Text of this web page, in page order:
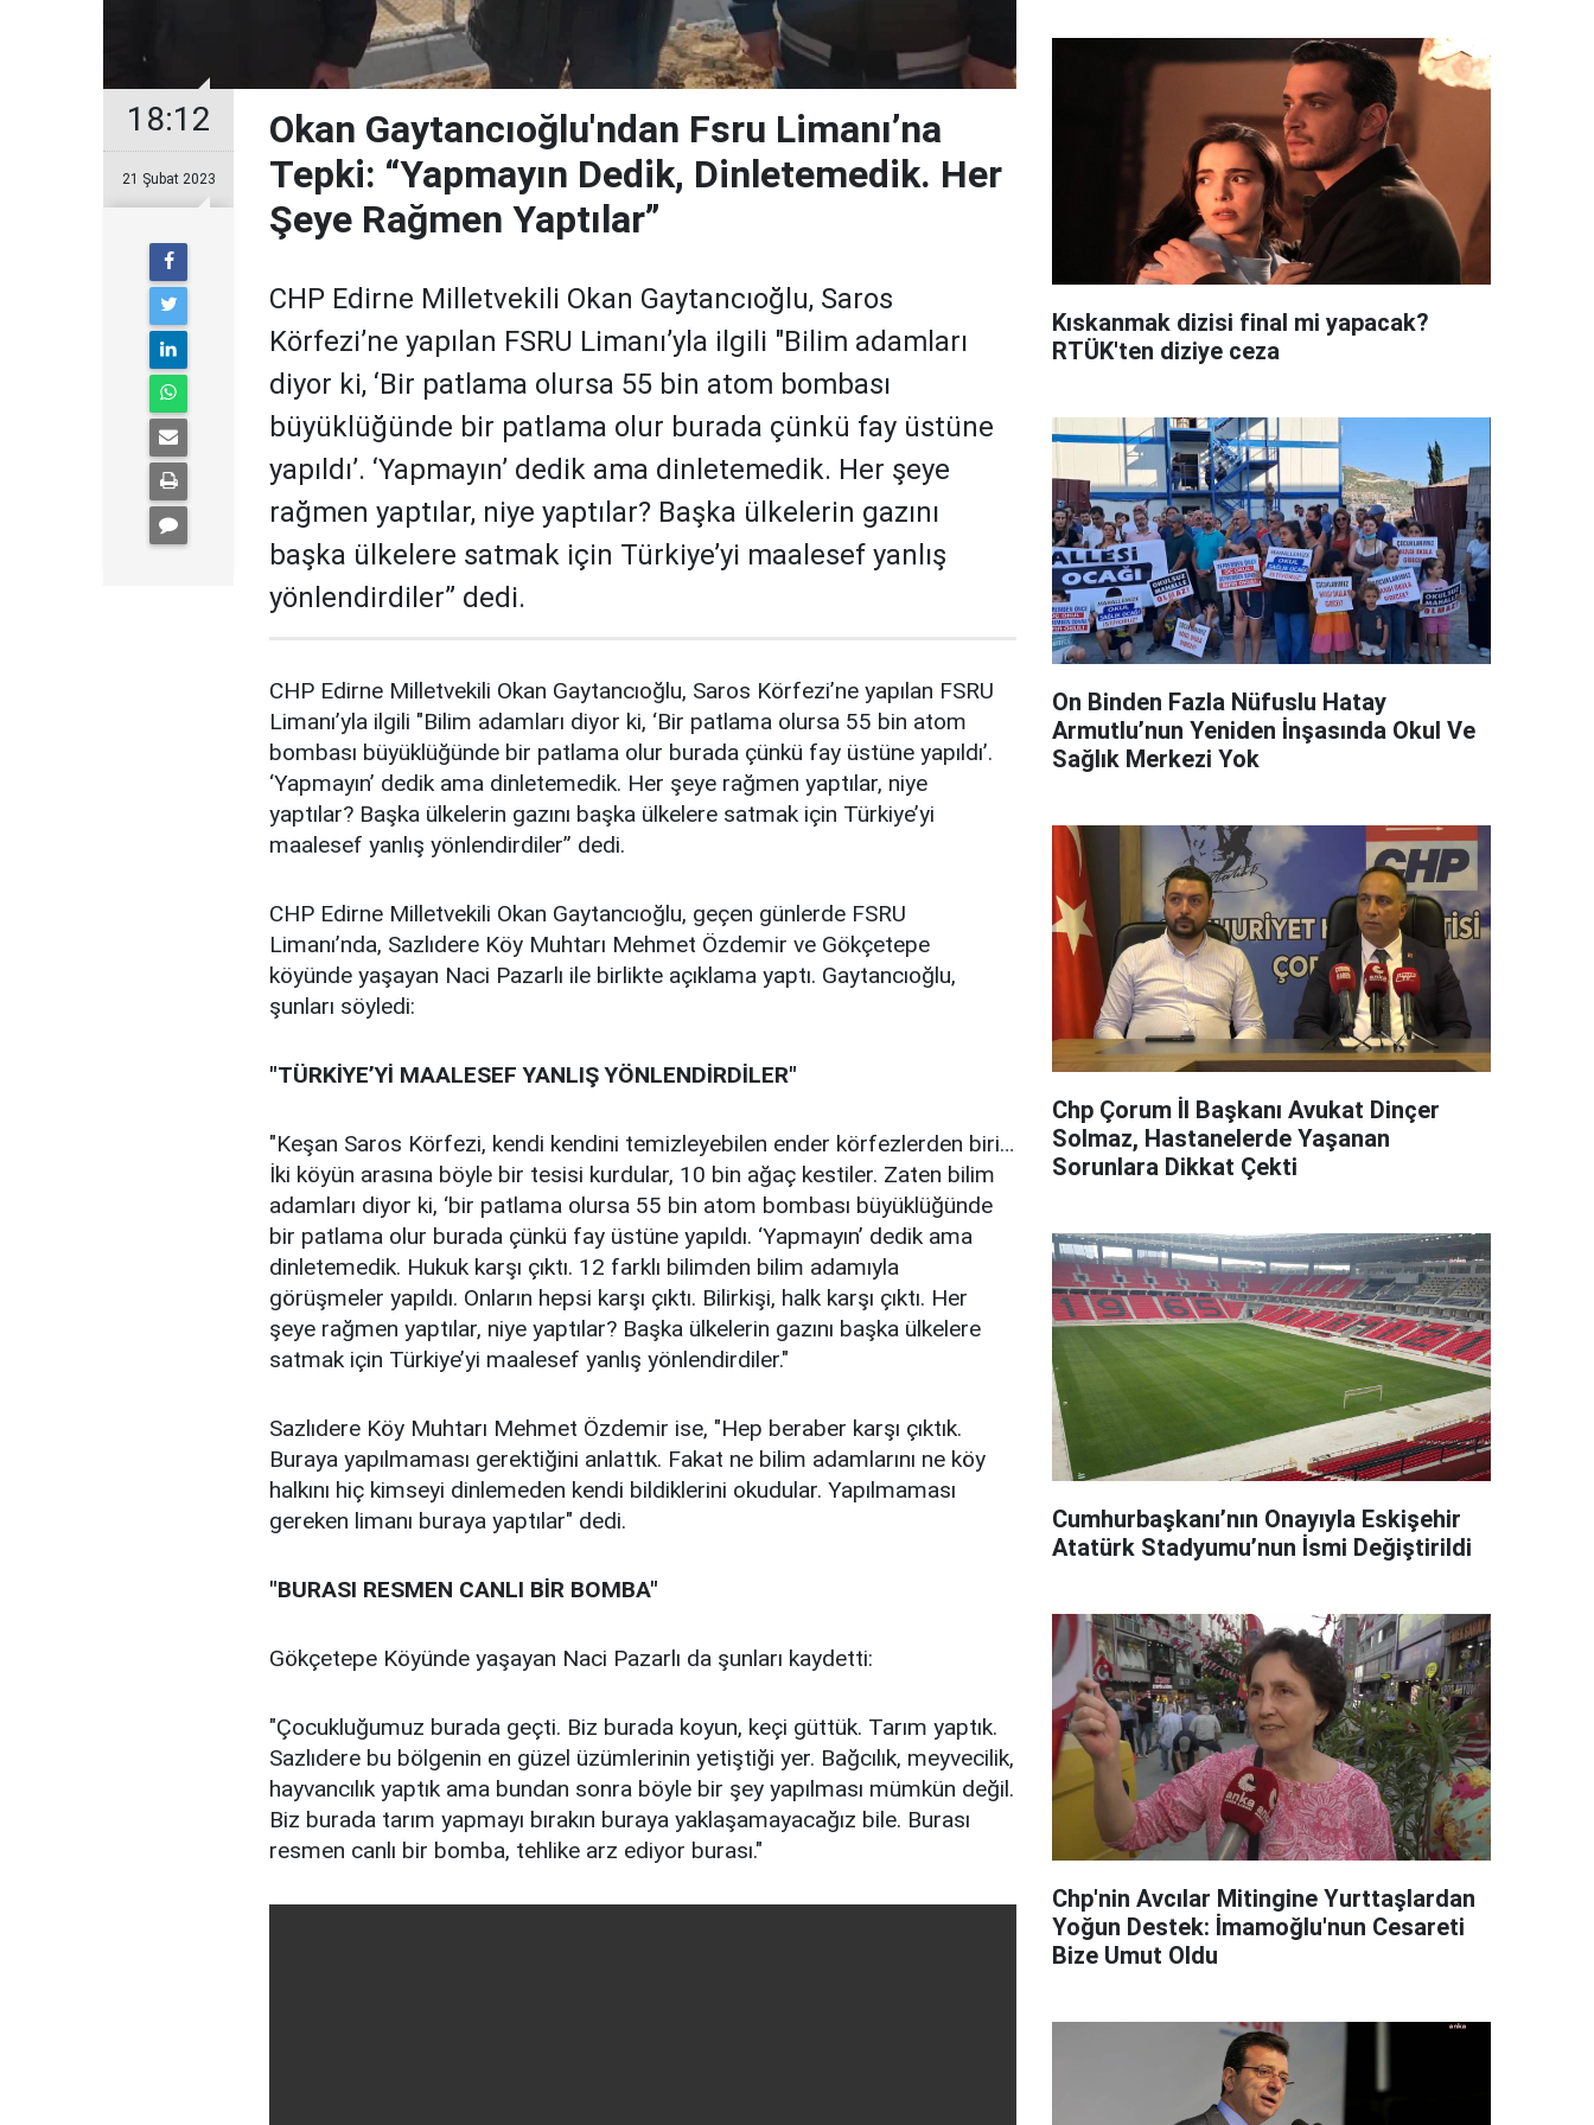
18:12
21 Şubat 2023
Okan Gaytancıoğlu'ndan Fsru Limanı’na
Tepki: “Yapmayın Dedik, Dinletemedik. Her
Şeye Rağmen Yaptılar”
CHP Edirne Milletvekili Okan Gaytancıoğlu, Saros
Körfezi’ne yapılan FSRU Limanı’yla ilgili "Bilim adamları
diyor ki, ‘Bir patlama olursa 55 bin atom bombası
büyüklüğünde bir patlama olur burada çünkü fay üstüne
yapıldı’. ‘Yapmayın’ dedik ama dinletemedik. Her şeye
rağmen yaptılar, niye yaptılar? Başka ülkelerin gazını
başka ülkelere satmak için Türkiye’yi maalesef yanlış
yönlendirdiler” dedi.
CHP Edirne Milletvekili Okan Gaytancıoğlu, Saros Körfezi’ne yapılan FSRU
Limanı’yla ilgili "Bilim adamları diyor ki, ‘Bir patlama olursa 55 bin atom
bombası büyüklüğünde bir patlama olur burada çünkü fay üstüne yapıldı’.
‘Yapmayın’ dedik ama dinletemedik. Her şeye rağmen yaptılar, niye
yaptılar? Başka ülkelerin gazını başka ülkelere satmak için Türkiye’yi
maalesef yanlış yönlendirdiler” dedi.
CHP Edirne Milletvekili Okan Gaytancıoğlu, geçen günlerde FSRU
Limanı’nda, Sazlıdere Köy Muhtarı Mehmet Özdemir ve Gökçetepe
köyünde yaşayan Naci Pazarlı ile birlikte açıklama yaptı. Gaytancıoğlu,
şunları söyledi:
"TÜRKİYE’Yİ MAALESEF YANLIŞ YÖNLENDİRDİLER"
"Keşan Saros Körfezi, kendi kendini temizleyebilen ender körfezlerden biri…
İki köyün arasına böyle bir tesisi kurdular, 10 bin ağaç kestiler. Zaten bilim
adamları diyor ki, ‘bir patlama olursa 55 bin atom bombası büyüklüğünde
bir patlama olur burada çünkü fay üstüne yapıldı. ‘Yapmayın’ dedik ama
dinletemedik. Hukuk karşı çıktı. 12 farklı bilimden bilim adamıyla
görüşmeler yapıldı. Onların hepsi karşı çıktı. Bilirkişi, halk karşı çıktı. Her
şeye rağmen yaptılar, niye yaptılar? Başka ülkelerin gazını başka ülkelere
satmak için Türkiye’yi maalesef yanlış yönlendirdiler."
Sazlıdere Köy Muhtarı Mehmet Özdemir ise, "Hep beraber karşı çıktık.
Buraya yapılmaması gerektiğini anlattık. Fakat ne bilim adamlarını ne köy
halkını hiç kimseyi dinlemeden kendi bildiklerini okudular. Yapılmaması
gereken limanı buraya yaptılar" dedi.
"BURASI RESMEN CANLI BİR BOMBA"
Gökçetepe Köyünde yaşayan Naci Pazarlı da şunları kaydetti:
"Çocukluğumuz burada geçti. Biz burada koyun, keçi güttük. Tarım yaptık.
Sazlıdere bu bölgenin en güzel üzümlerinin yetiştiği yer. Bağcılık, meyvecilik,
hayvancılık yaptık ama bundan sonra böyle bir şey yapılması mümkün değil.
Biz burada tarım yapmayı bırakın buraya yaklaşamayacağız bile. Burası
resmen canlı bir bomba, tehlike arz ediyor burası."
Kıskanmak dizisi final mi yapacak?
RTÜK'ten diziye ceza
On Binden Fazla Nüfuslu Hatay
Armutlu’nun Yeniden İnşasında Okul Ve
Sağlık Merkezi Yok
Chp Çorum İl Başkanı Avukat Dinçer
Solmaz, Hastanelerde Yaşanan
Sorunlara Dikkat Çekti
Cumhurbaşkanı’nın Onayıyla Eskişehir
Atatürk Stadyumu’nun İsmi Değiştirildi
Chp'nin Avcılar Mitingine Yurttaşlardan
Yoğun Destek: İmamoğlu'nun Cesareti
Bize Umut Oldu